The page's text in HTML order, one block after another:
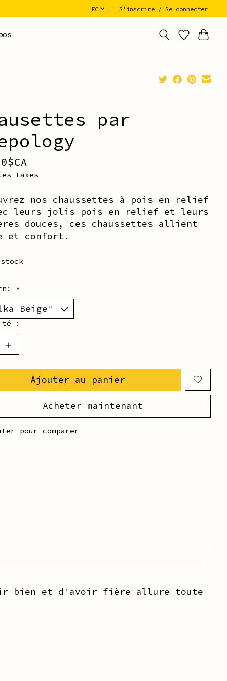
FC S’inscrire / Se connecter
par
taxes
nos chaussettes à pois en relief
leurs jolis pois en relief et leurs
douces, ces chaussettes allient
et confort.
*
:
Ajouter au panier
Acheter maintenant
pour comparer
bien et d'avoir fière allure toute